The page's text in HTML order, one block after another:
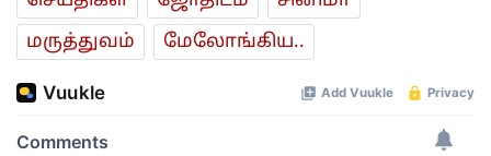
மரு‌த்துவ‌ம்
மேலோங்கிய..